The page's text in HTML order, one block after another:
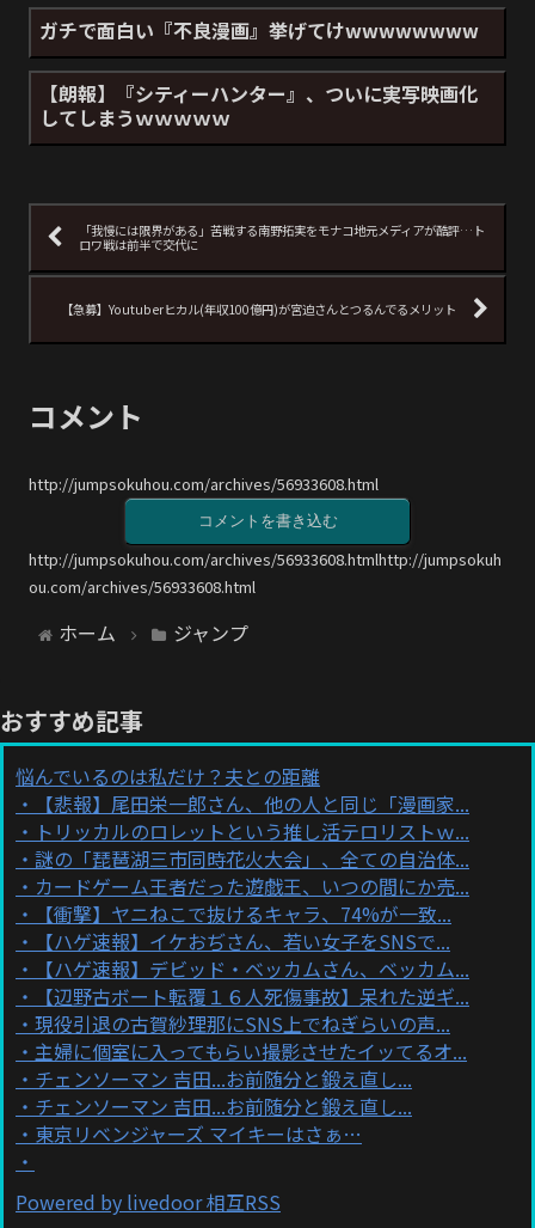
ガチで面白い『不良漫画』挙げてけwwwwwwww
【朗報】『シティーハンター』、ついに実写映画化
してしまうｗｗｗｗｗ
「我慢には限界がある」苦戦する南野拓実をモナコ地元メディアが酷評…ト
ロワ戦は前半で交代に
【急募】Youtuberヒカル(年収100億円)が宮迫さんとつるんでるメリット
コメント
http://jumpsokuhou.com/archives/56933608.html
コメントを書き込む
http://jumpsokuhou.com/archives/56933608.htmlhttp://jumpsokuh
ou.com/archives/56933608.html
ホーム ジャンプ
おすすめ記事
悩んでいるのは私だけ？夫との距離
【悲報】尾田栄一郎さん、他の人と同じ「漫画家...
トリッカルのロレットという推し活テロリストｗ...
謎の「琵琶湖三市同時花火大会」、全ての自治体...
カードゲーム王者だった遊戯王、いつの間にか売...
【衝撃】ヤニねこで抜けるキャラ、74%が一致...
【ハゲ速報】イケおぢさん、若い女子をSNSで...
【ハゲ速報】デビッド・ベッカムさん、ベッカム...
【辺野古ボート転覆１６人死傷事故】呆れた逆ギ...
現役引退の古賀紗理那にSNS上でねぎらいの声...
主婦に個室に入ってもらい撮影させたイッてるオ...
チェンソーマン 吉田...お前随分と鍛え直し...
チェンソーマン 吉田...お前随分と鍛え直し...
東京リベンジャーズ マイキーはさぁ…
Powered by livedoor 相互RSS